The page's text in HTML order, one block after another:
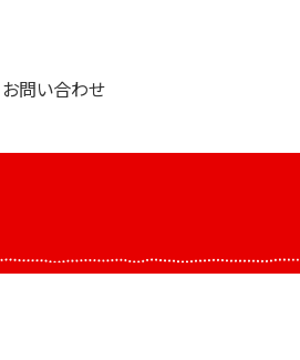
お問い合わせ